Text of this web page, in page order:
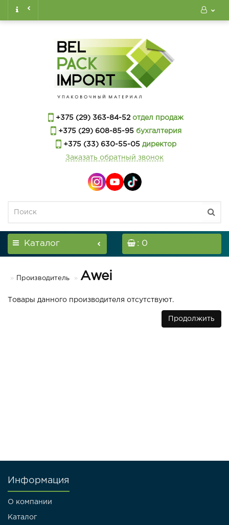
+375 (29) 363-84-52 отдел продаж
+375 (29) 608-85-95бухгалтерия
+375 (33) 630-55-05директор
Заказать обратный звонок
Каталог : 0
Производитель Awei
Товары данного производителя отсутствуют.
Продолжить
Информация
О компании
Каталог